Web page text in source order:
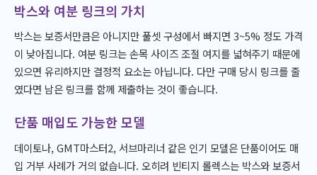
박스와 여분 링크의 가치
박스는 보증서만큼은 아니지만 풀셋 구성에서 빠지면 3~5% 정도 가격
이 낮아집니다. 여분 링크는 손목 사이즈 조절 여지를 넓혀주기 때문에
있으면 유리하지만 결정적 요소는 아닙니다. 다만 구매 당시 링크를 줄
였다면 남은 링크를 함께 제출하는 것이 좋습니다.
단품 매입도 가능한 모델
데이토나, GMT마스터2, 서브마리너 같은 인기 모델은 단품이어도 매
입 거부 사례가 거의 없습니다. 오히려 빈티지 롤렉스는 박스와 보증서